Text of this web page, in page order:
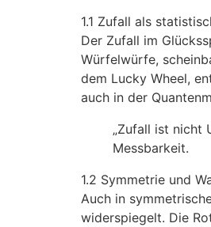
1.1 Zufall als
Der Zufall im
Würfelwürfe,
dem Lucky Wheel,
auch in der
„Zufall ist nicht
Messbarkeit.
1.2 Symmetrie und
Auch in
widerspiegelt. Die